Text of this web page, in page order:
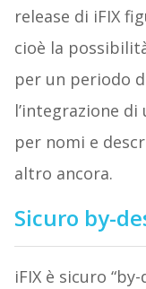
release di iFIX
cioè la
per un periodo
l’integrazione
per nomi e
altro ancora.
Sicuro by-
iFIX è sicuro